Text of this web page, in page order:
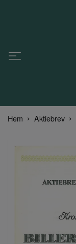
Hem Aktiebrev